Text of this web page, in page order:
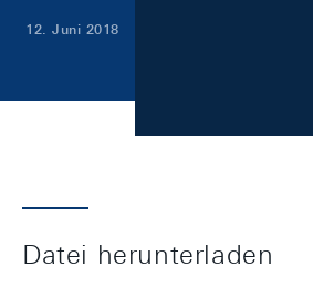
12. Juni 2018
Datei herunterladen